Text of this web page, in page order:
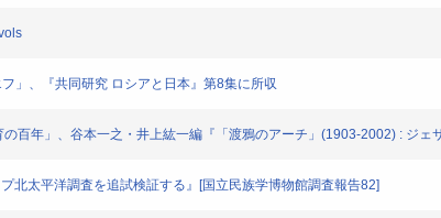
」、『共同研究 ロシアと日本』第8集に所収
百年」、谷本一之・井上紘一編『「渡鴉のアーチ」(1903-2002) : ジェ
北太平洋調査を追試検証する』[国立民族学博物館調査報告82]